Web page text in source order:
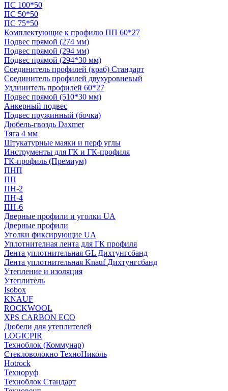
ПС 100*50
ПС 50*50
ПС 75*50
Комплектующие к профилю ПП 60*27
Подвес прямой (274 мм)
Подвес прямой (294 мм)
Подвес прямой (294*30 мм)
Соединитель профилей (краб) Стандарт
Соединитель профилей двухуровневый
Удлинитель профилей 60*27
Подвес прямой (510*30 мм)
Анкерный подвес
Подвес пружинный (бочка)
Дюбель-гвоздь Daxmer
Тяга 4 мм
Штукатурные маяки и перф углы
Инструменты для ГК и ГК-профиля
ГК-профиль (Премиум)
ПНП
ПП
ПН-2
ПН-4
ПН-6
Дверные профили и уголки UA
Дверные профили
Уголки фиксирующие UA
Уплотнителная лента для ГК профиля
Лента уплотнительная GL Дихтунгсбанд
Лента уплотнительная Knauf Дихтунгсбанд
Утепление и изоляция
Утеплитель
Isobox
KNAUF
ROCKWOOL
XPS CARBON ECO
Дюбели для утеплителей
LOGICPIR
Техноблок (Коммунар)
Стекловолокно ТехноНиколь
Hotrock
Технoруф
Техноблок Стандарт